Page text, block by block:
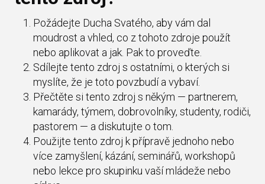
Požádejte Ducha Svatého, aby vám dal
moudrost a vhled, co z tohoto zdroje použít
nebo aplikovat a jak. Pak to proveďte.
Sdílejte tento zdroj s ostatními, o kterých si
myslíte, že je toto povzbudí a vybaví.
Přečtěte si tento zdroj s někým — partnerem,
kamarády, týmem, dobrovolníky, studenty, rodiči,
pastorem — a diskutujte o tom.
Použijte tento zdroj k přípravě jednoho nebo
více zamyšlení, kázání, seminářů, workshopů
nebo lekce pro skupinku vaší mládeže nebo